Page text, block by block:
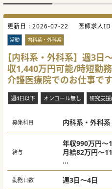
更新日 : 2026-07-22 医師求人
常勤 内科系・外科系
【内科系・外科系】週3
収1,440万円可能/時短勤
介護医療院でのお仕事です
週4日以下 オンコール無し 研究支
募集科目 内科系・外科系
給与
年収990万円～
月給82万円～
週3日（週1回
週4日（週1回
勤務日数 週3日～4日